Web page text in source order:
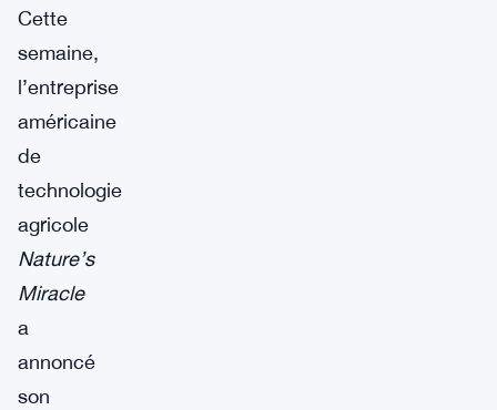
Cette
semaine,
l’entreprise
américaine
de
technologie
agricole
Nature’s
Miracle
a
annoncé
son